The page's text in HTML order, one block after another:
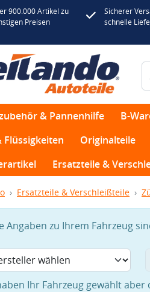
900.000 Artikel zu
Preisen
Sicherer
schnelle
& Pannenhilfe B-
Flüssigkeiten
Originalteile
Ersatzteile &
Ersatzteile & Verschleißteile
Angaben zu Ihrem Fahrzeug
Ihr Fahrzeug gewählt